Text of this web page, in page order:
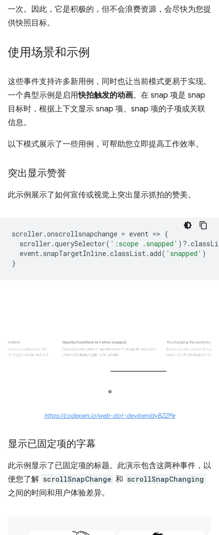
一次。因此，它是积极的，但不会浪费资源，会尽快为您提
供快照目标。
使用场景和示例
这些事件支持许多新用例，同时也让当前模式更易于实现。
一个典型示例是启用快拍触发的动画。在 snap 项是 snap
目标时，根据上下文显示 snap 项、snap 项的子项或关联
信息。
以下模式展示了一些用例，可帮助您立即提高工作效率。
突出显示赞誉
此示例展示了如何宣传或视觉上突出显示抓拍的赞美。
scroller .onscrollsnapchange = event => {
scroller .querySelector( ':scope .snapped' ) ? .
event . snapTargetInline.classList .add( 'snapped' )
}
https://codepen.io/web-dot-dev/pen/dyBZZPe
显示已固定项的字幕
此示例显示了已固定项的标题。此演示包含这两种事件，以
便您了解 scrollSnapChange 和 scrollSnapChanging
之间的时间和用户体验差异。